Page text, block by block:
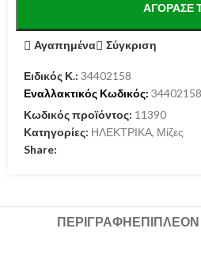
ΑΓΌΡΑΣΕ
Αγαπημένα Σύγκριση
Ειδικός Κ.: 34402158
Εναλλακτικός Κωδικός: 34402158
Κωδικός προϊόντος: 11390
Κατηγορίες: ΗΛΕΚΤΡΙΚΑ, Μίζες
Share:
ΠΕΡΙΓΡΑΦΉ